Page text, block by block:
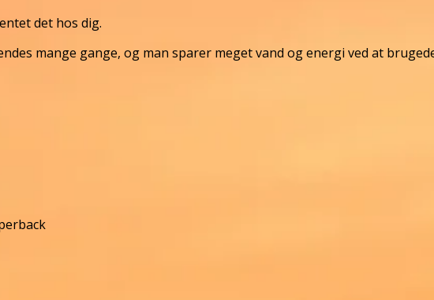
det hos dig.
mange gange, og man sparer meget vand og energi ved at